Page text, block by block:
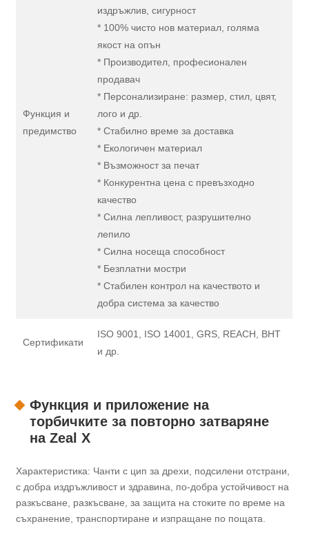
Функция и
предимство
издръжлив, сигурност
* 100% чисто нов материал, голяма
якост на опън
* Производител, професионален
продавач
* Персонализиране: размер, стил, цвят,
лого и др.
* Стабилно време за доставка
* Екологичен материал
* Възможност за печат
* Конкурентна цена с превъзходно
качество
* Силна лепливост, разрушително
лепило
* Силна носеща способност
* Безплатни мостри
* Стабилен контрол на качеството и
добра система за качество
Сертификати
ISO 9001, ISO 14001, GRS, REACH, BHT
и др.
Функция и приложение на
торбичките за повторно затваряне
на Zeal X
Характеристика: Чанти с цип за дрехи, подсилени отстрани,
с добра издръжливост и здравина, по-добра устойчивост на
разкъсване, разкъсване, за защита на стоките по време на
съхранение, транспортиране и изпращане по пощата.